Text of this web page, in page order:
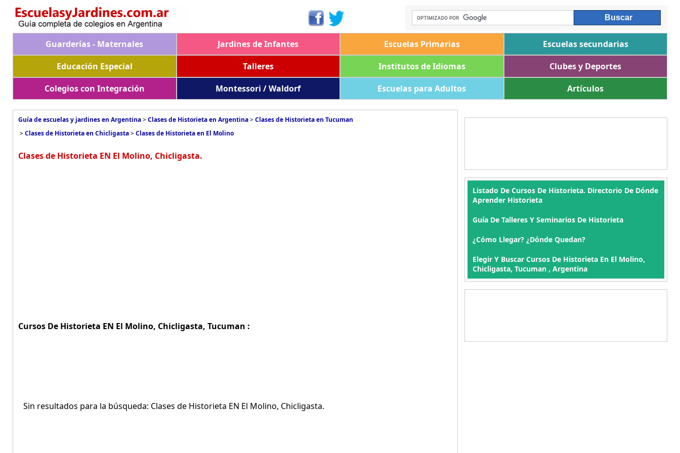
Guarderías - Maternales Jardines de Infantes Escuelas Primarias
Escuelas secundarias
Educación Especial
Talleres Institutos de Idiomas
Clubes y Deportes
Colegios con Integración
Montessori / Waldorf Escuelas para Adultos Artículos
Guía de escuelas y jardines en Argentina>Clases de Historieta en Argentina>Clases de Historieta en Tucuman
>Clases de Historieta en Chicligasta>Clases de Historieta en El Molino
Clases de Historieta EN El Molino, Chicligasta.
Cursos De Historieta EN El Molino, Chicligasta, Tucuman :
Sin resultados para la búsqueda: Clases de Historieta EN El Molino, Chicligasta.
Listado De Cursos De Historieta. Directorio De Dónde
Aprender Historieta
Guía De Talleres Y Seminarios De Historieta
¿Cómo Llegar? ¿Dónde Quedan?
Elegir Y Buscar Cursos De Historieta En El Molino,
Chicligasta, Tucuman , Argentina